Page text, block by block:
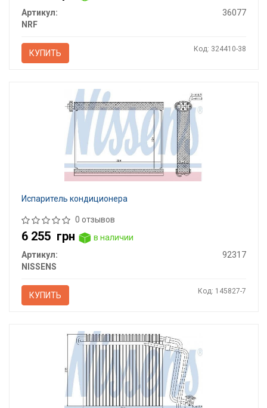
Артикул:
36077
NRF
КУПИТЬ Код: 324410-38
Испаритель кондиционера
0 отзывов
6 255 грн
в наличии
Артикул:
92317
NISSENS
КУПИТЬ Код: 145827-7